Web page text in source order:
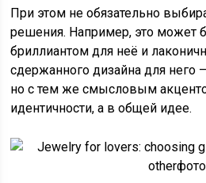
При этом не обязательно
решения. Например, это может
бриллиантом для неё и
сдержанного дизайна для него
но с тем же смысловым
идентичности, а в общей идее.